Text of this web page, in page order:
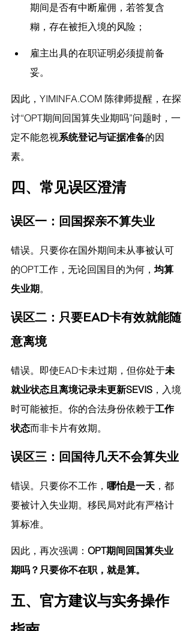
期间是否有中断雇佣，若答复含
糊，存在被拒入境的风险；
雇主出具的在职证明必须提前备
妥。
因此， YIMINFA.COM 陈律师提醒， 在探
讨“OPT期间回国算失业期吗”问题时，一
定不能忽视系统登记与证据准备的因
素。
四、常见误区澄清
误区一：回国探亲不算失业
错误。只要你在国外期间未从事被认可
的OPT工作，无论回国目的为何， 均算
失业期。
误区二：只要EAD卡有效就能随
意离境
错误。即使EAD卡未过期，但你处于未
就业状态且离境记录未更新SEVIS ，入境
时可能被拒。你的合法身份依赖于工作
状态而非卡片有效期。
误区三：回国待几天不会算失业
错误。只要你不工作， 哪怕是一天 ，都
要被计入失业期。移民局对此有严格计
算标准。
因此，再次强调： OPT期间回国算失业
期吗？只要你不在职，就是算。
五、官方建议与实务操作